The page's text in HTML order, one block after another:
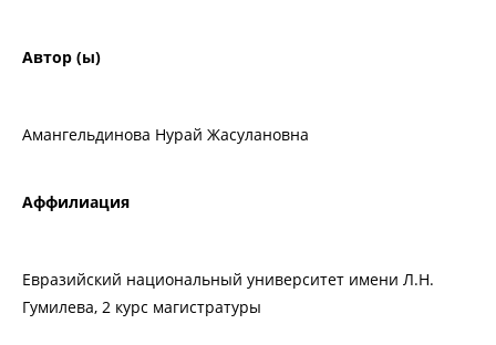
Автор (ы)
Амангельдинова Нурай Жасулановна
Аффилиация
Евразийский национальный университет имени Л.Н.
Гумилева, 2 курс магистратуры